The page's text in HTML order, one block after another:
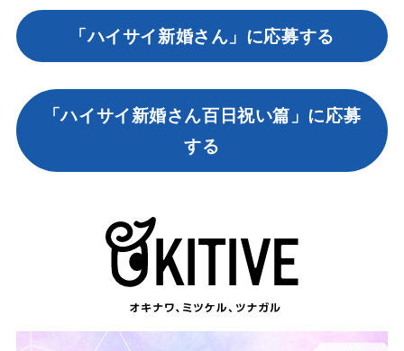
「ハイサイ新婚さん」に応募する
「ハイサイ新婚さん百日祝い篇」に応募
する